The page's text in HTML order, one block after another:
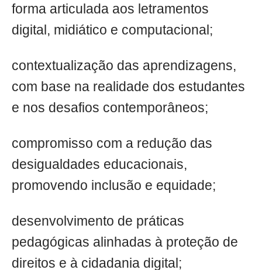
forma articulada aos letramentos
digital, midiático e computacional;
contextualização das aprendizagens,
com base na realidade dos estudantes
e nos desafios contemporâneos;
compromisso com a redução das
desigualdades educacionais,
promovendo inclusão e equidade;
desenvolvimento de práticas
pedagógicas alinhadas à proteção de
direitos e à cidadania digital;